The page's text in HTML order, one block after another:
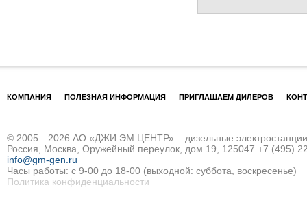
КОМПАНИЯ ПОЛЕЗНАЯ ИНФОРМАЦИЯ ПРИГЛАШАЕМ ДИЛЕРОВ
© 2005—2026 АО «ДЖИ ЭМ ЦЕНТР» – дизельные электростанции
Россия, Москва, Оружейный переулок, дом 19, 125047 +7 (495)
info@gm-gen.ru
Часы работы: с 9-00 до 18-00 (выходной: суббота, воскресенье)
Политика конфиденциальности